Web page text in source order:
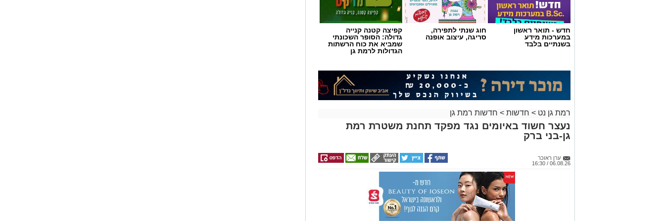
צילום באדיבות מכבי קבוצת כנען רמת-גן
במסגרת השיפוץ המתבצע, הפרקט עובר תהליך חידוש, חדר ההלבשה של מכבי
קבוצת כנען רמת-גן עובר שיפוץ משמעותי, חדרי השירותים המיועדים לקהל הרחב
משופצים, חדר השופטים ישודרג, נבנים משרדים חדשים לקבוצות הגברים והנשים
חדש - תואר ראשון
במערכות מידע
בשנתיים בלבד
חוג שנתי לתפירה,
סריגה, עיצוב אופנה
קפיצה קטנה קנייה
גדולה: הסופר השכונתי
שמביא את כוח הרשתות
הגדולות לרמת גן
רמת גן נט > חדשות > חדשות רמת גן
נעצר חשוד באיומים נגד מפקד תחנת משטרת רמת
גן-בני ברק
ערן ראוכר
06.08.26 / 16:30